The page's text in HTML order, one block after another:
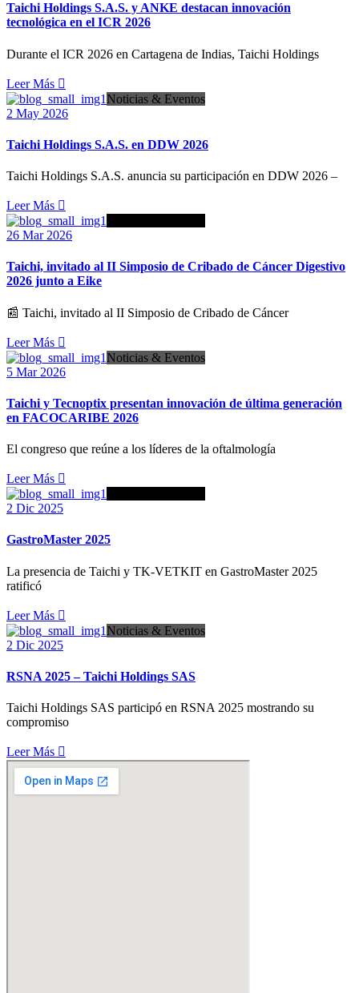
Taichi Holdings S.A.S. y ANKE destacan innovación
tecnológica en el ICR 2026
Durante el ICR 2026 en Cartagena de Indias, Taichi Holdings
Leer Más
Noticias & Eventos
2 May 2026
Taichi Holdings S.A.S. en DDW 2026
Taichi Holdings S.A.S. anuncia su participación en DDW 2026 –
Leer Más
26 Mar 2026
Taichi, invitado al II Simposio de Cribado de Cáncer Digestivo
2026 junto a Eike
📰 Taichi, invitado al II Simposio de Cribado de Cáncer
Leer Más
Noticias & Eventos
5 Mar 2026
Taichi y Tecnoptix presentan innovación de última generación
en FACOCARIBE 2026
El congreso que reúne a los líderes de la oftalmología
Leer Más
2 Dic 2025
GastroMaster 2025
La presencia de Taichi y TK-VETKIT en GastroMaster 2025
ratificó
Leer Más
Noticias & Eventos
2 Dic 2025
RSNA 2025 – Taichi Holdings SAS
Taichi Holdings SAS participó en RSNA 2025 mostrando su
compromiso
Leer Más